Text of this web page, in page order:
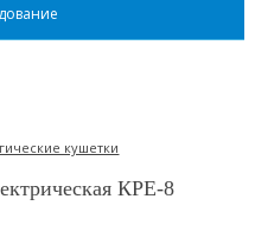
кушетки
КРЕ-8